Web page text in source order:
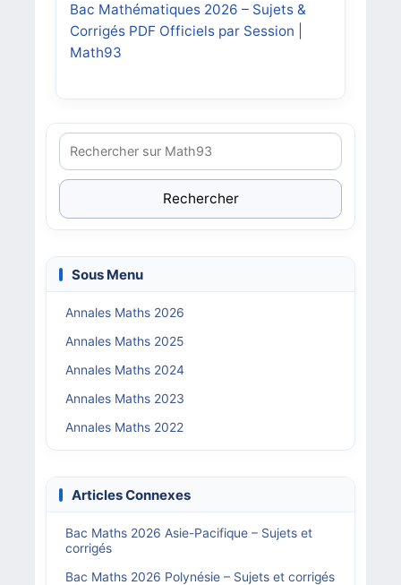
Bac Mathématiques 2026 – Sujets &
Corrigés PDF Officiels par Session |
Math93
Rechercher
Sous Menu
Annales Maths 2026
Annales Maths 2025
Annales Maths 2024
Annales Maths 2023
Annales Maths 2022
Articles Connexes
Bac Maths 2026 Asie-Pacifique – Sujets et
corrigés
Bac Maths 2026 Polynésie – Sujets et corrigés